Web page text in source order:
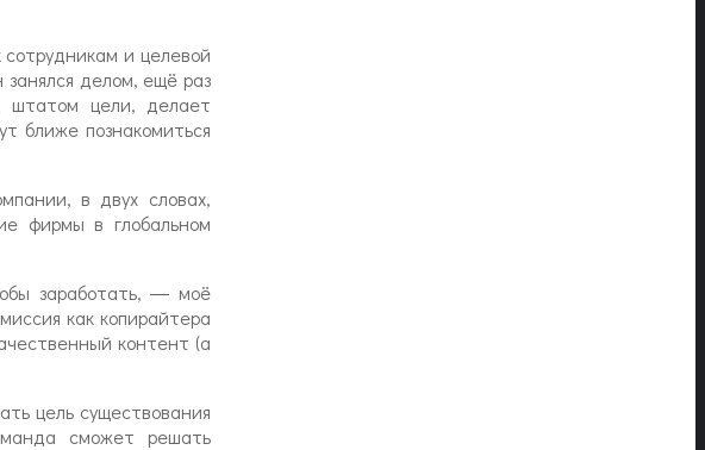
и целевой
занялся делом, ещё раз
штатом цели, делает
ближе познакомиться
в двух словах,
фирмы в глобальном
заработать, ― моё
как копирайтера
контент (а
цель существования
сможет решать